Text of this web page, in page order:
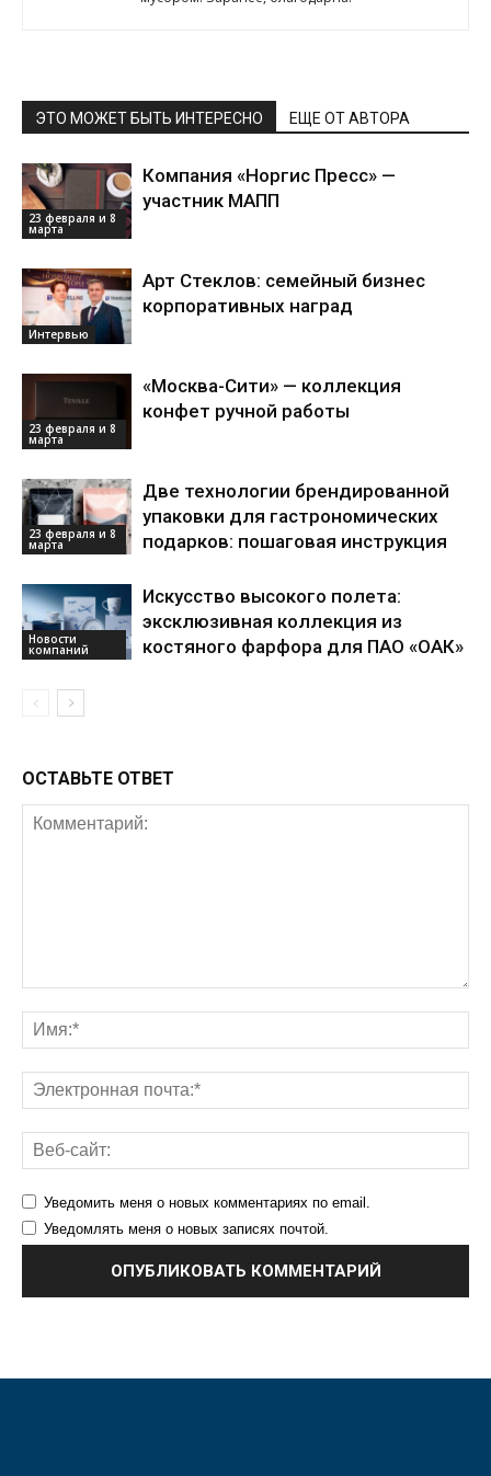
ЭТО МОЖЕТ БЫТЬ ИНТЕРЕСНО ЕЩЕ ОТ АВТОРА
23 февраля и 8
марта
Компания «Норгис Пресс» —
участник МАПП
Интервью
Арт Стеклов: семейный бизнес
корпоративных наград
23 февраля и 8
марта
«Москва-Сити» — коллекция
конфет ручной работы
23 февраля и 8
марта
Две технологии брендированной
упаковки для гастрономических
подарков: пошаговая инструкция
Новости
компаний
Искусство высокого полета:
эксклюзивная коллекция из
костяного фарфора для ПАО «ОАК»
ОСТАВЬТЕ ОТВЕТ
Уведомить меня о новых комментариях по email.
Уведомлять меня о новых записях почтой.